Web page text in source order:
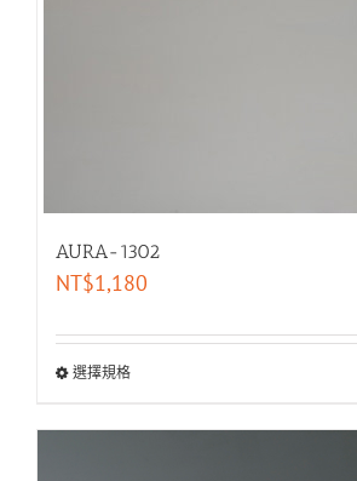
AURA-1302
NT$1,180
選擇規格